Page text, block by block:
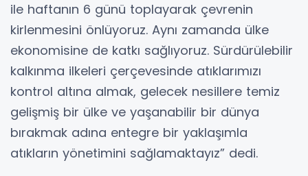
ile haftanın 6 günü toplayarak çevrenin
kirlenmesini önlüyoruz. Aynı zamanda ülke
ekonomisine de katkı sağlıyoruz. Sürdürülebilir
kalkınma ilkeleri çerçevesinde atıklarımızı
kontrol altına almak, gelecek nesillere temiz
gelişmiş bir ülke ve yaşanabilir bir dünya
bırakmak adına entegre bir yaklaşımla
atıkların yönetimini sağlamaktayız” dedi.